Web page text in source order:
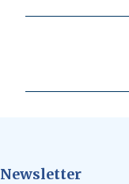
á
Newsletter